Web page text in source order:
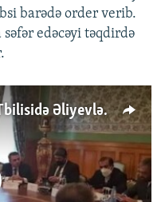
barədə order verib.
edəcəyi təqdirdə
'3+3-ün gələcəyi yoxdur' - Tbilisidə Əliyevlə Ərdoğanın təklif etdiyi formatın çökəcəyini deyirlər
available